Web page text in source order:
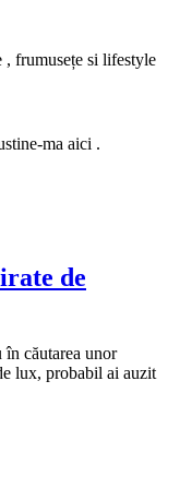
, frumusețe si lifestyle
ma aici .
de
în căutarea unor
lux, probabil ai auzit